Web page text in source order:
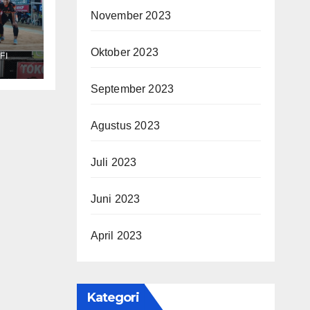
November 2023
Oktober 2023
September 2023
Agustus 2023
Juli 2023
Juni 2023
April 2023
Kategori